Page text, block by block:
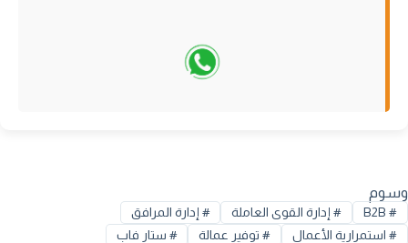
وسوم
#
B2B
#إدارة القوى العاملة # إدارة المرافق
#استمرارية الأعمال #توفير عمالة # ستار فاب